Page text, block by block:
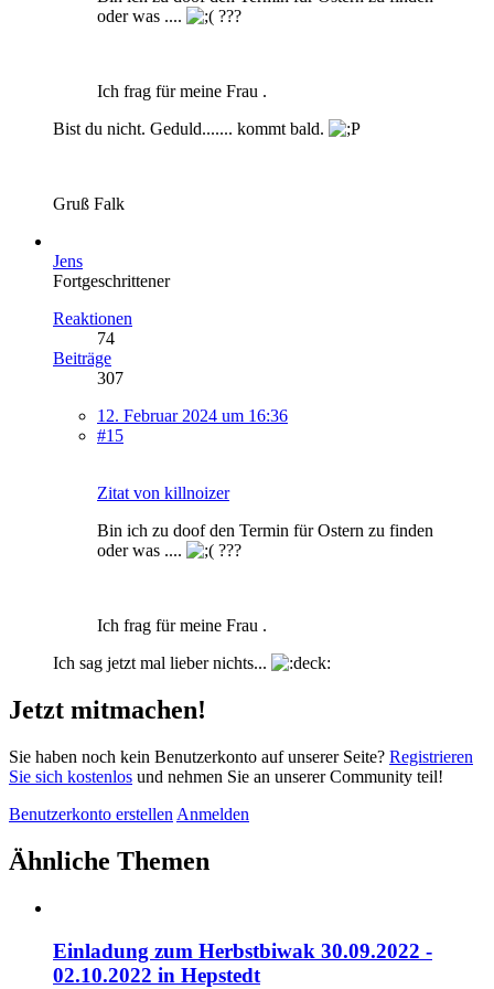
oder was ....
???
Ich frag für meine Frau .
Bist du nicht. Geduld....... kommt bald.
Gruß Falk
Jens
Fortgeschrittener
Reaktionen
74
Beiträge
307
12. Februar 2024 um 16:36
#15
Zitat von killnoizer
Bin ich zu doof den Termin für Ostern zu finden
oder was ....
???
Ich frag für meine Frau .
Ich sag jetzt mal lieber nichts...
Jetzt mitmachen!
Sie haben noch kein Benutzerkonto auf unserer Seite? Registrieren
Sie sich kostenlos und nehmen Sie an unserer Community teil!
Benutzerkonto erstellen Anmelden
Ähnliche Themen
Einladung zum Herbstbiwak 30.09.2022 -
02.10.2022 in Hepstedt